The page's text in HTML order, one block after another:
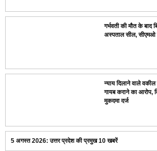
गर्भवती की मौत के बाद
अस्पताल सील, सीएमओ
न्याय दिलाने वाले
गायब कराने का आरोप,
मुकदमा दर्ज
5 अगस्त 2026: उत्तर प्रदेश की प्रमुख 10 खबरें